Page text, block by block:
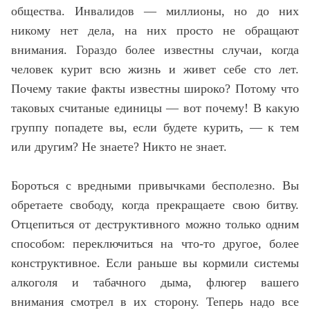
общества. Инвалидов — миллионы, но до них
никому нет дела, на них просто не обращают
внимания. Гораздо более известны случаи, когда
человек курит всю жизнь и живет себе сто лет.
Почему такие факты известны широко? Потому что
таковых считаные единицы — вот почему! В какую
группу попадете вы, если будете курить, — к тем
или другим? Не знаете? Никто не знает.
Бороться с вредными привычками бесполезно. Вы
обретаете свободу, когда прекращаете свою битву.
Отцепиться от деструктивного можно только одним
способом: переключиться на что-то другое, более
конструктивное. Если раньше вы кормили системы
алкоголя и табачного дыма, флюгер вашего
внимания смотрел в их сторону. Теперь надо все